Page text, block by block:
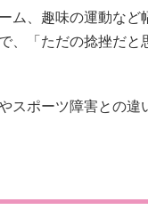
ム、趣味の運動な
、「ただの捻挫だと
スポーツ障害との